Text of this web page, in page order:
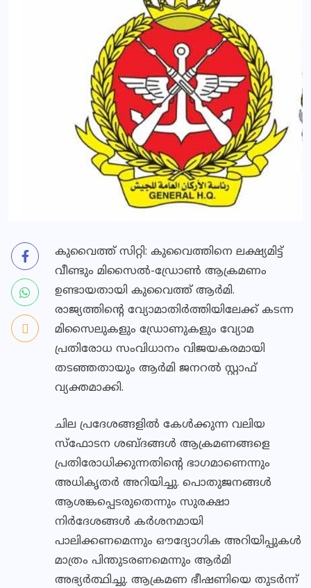
കുവൈത്ത് സിറ്റി: കുവൈത്തിനെ ലക്ഷ്യമിട്ട്
വീണ്ടും മിസൈല്‍-ഡ്രോണ്‍ ആക്രമണം
ഉണ്ടായതായി കുവൈത്ത് ആര്‍മി.
രാജ്യത്തിന്റെ വ്യോമാതിര്‍ത്തിയിലേക്ക് കടന്ന
മിസൈലുകളും ഡ്രോണുകളും വ്യോമ
പ്രതിരോധ സംവിധാനം വിജയകരമായി
തടഞ്ഞതായും ആര്‍മി ജനറല്‍ സ്റ്റാഫ്
വ്യക്തമാക്കി.
ചില പ്രദേശങ്ങളില്‍ കേള്‍ക്കുന്ന വലിയ
സ്ഫോടന ശബ്ദങ്ങള്‍ ആക്രമണങ്ങളെ
പ്രതിരോധിക്കുന്നതിന്റെ ഭാഗമാണെന്നും
അധികൃതര്‍ അറിയിച്ചു. പൊതുജനങ്ങള്‍
ആശങ്കപ്പെടരുതെന്നും സുരക്ഷാ
നിര്‍ദേശങ്ങള്‍ കര്‍ശനമായി
പാലിക്കണമെന്നും ഔദ്യോഗിക അറിയിപ്പുകള്‍
മാത്രം പിന്തുടരണമെന്നും ആര്‍മി
അഭ്യര്‍ത്ഥിച്ചു. ആക്രമണ ഭീഷണിയെ തുടര്‍ന്ന്